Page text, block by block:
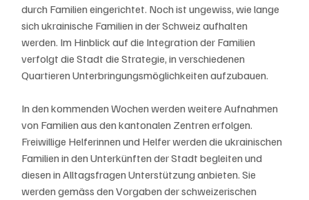
durch Familien eingerichtet. Noch ist ungewiss, wie lange
sich ukrainische Familien in der Schweiz aufhalten
werden. Im Hinblick auf die Integration der Familien
verfolgt die Stadt die Strategie, in verschiedenen
Quartieren Unterbringungsmöglichkeiten aufzubauen.
In den kommenden Wochen werden weitere Aufnahmen
von Familien aus den kantonalen Zentren erfolgen.
Freiwillige Helferinnen und Helfer werden die ukrainischen
Familien in den Unterkünften der Stadt begleiten und
diesen in Alltagsfragen Unterstützung anbieten. Sie
werden gemäss den Vorgaben der schweizerischen